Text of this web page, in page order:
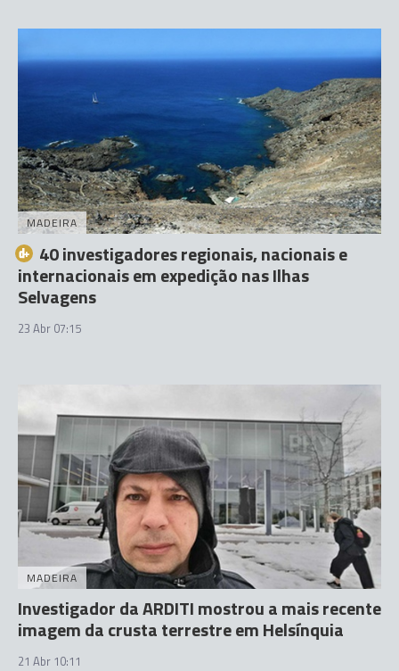
MADEIRA
40 investigadores regionais, nacionais e
internacionais em expedição nas Ilhas
Selvagens
23 Abr 07:15
MADEIRA
Investigador da ARDITI mostrou a mais recente
imagem da crusta terrestre em Helsínquia
21 Abr 10:11